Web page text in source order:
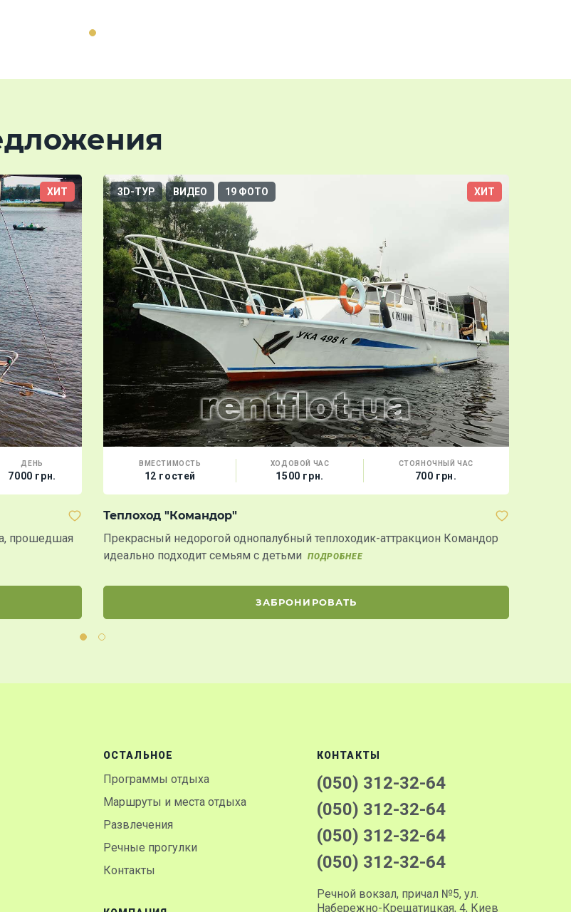
ХИТ
ДЕНЬ
7000 грн.
прошедшая
3D-ТУР ВИДЕО 19 ФОТО ХИТ
ВМЕСТИМОСТЬ
12 гостей
ХОДОВОЙ ЧАС
1500 грн.
СТОЯНОЧНЫЙ ЧАС
700 грн.
Теплоход "Командор"
Прекрасный недорогой однопалубный теплоходик-аттракцион Командор
идеально подходит семьям с детьми
ПОДРОБНЕЕ
ЗАБРОНИРОВАТЬ
ОСТАЛЬНОЕ
Программы отдыха
Маршруты и места отдыха
Развлечения
Речные прогулки
Контакты
КОНТАКТЫ
(050) 312-32-64
(050) 312-32-64
(050) 312-32-64
(050) 312-32-64
Речной вокзал, причал №5, ул.
Набережно-Крещатицкая, 4, Киев